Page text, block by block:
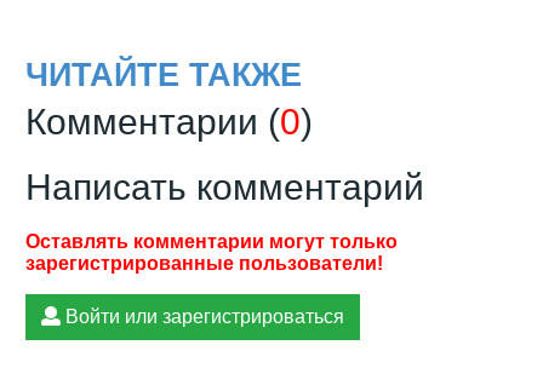
ЧИТАЙТЕ ТАКЖЕ
Комментарии (0)
Написать комментарий
Войти или зарегистрироваться